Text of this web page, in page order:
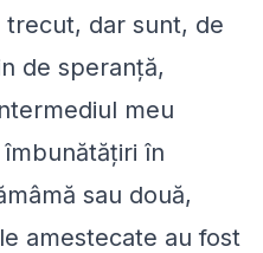
dar sunt, de
de speranță,
meu
în
sau două,
amestecate au fost